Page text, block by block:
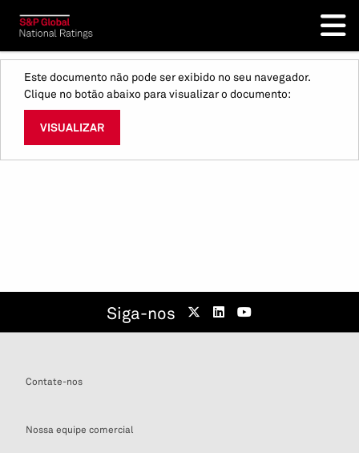
Este documento não pode ser exibido no seu navegador.
Clique no botão abaixo para visualizar o documento:
VISUALIZAR
Siga-nos
Contate-nos
Nossa equipe comercial